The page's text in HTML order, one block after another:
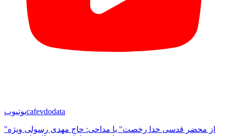
یوتیوبcafevdodata
"از محضر قدسی خدا رخصت" با مداحی: حاج مهدی رسولی ویژه